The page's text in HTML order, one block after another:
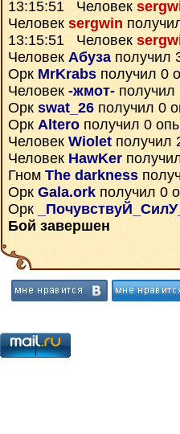
13:15:51 Человек
Человек sergwin
13:15:51 Человек
Человек Абузаполучил
Орк MrKrabs получил 0
Человек -жмот- получил
Орк swat_26 получил 0
Орк Altero получил 0
Человек Wiolet получил
Человек HawKer
Гном The darkness
Орк Gala.ork получил 0
Орк
_ПочувствуЙ_СилУ_
Бой завершен